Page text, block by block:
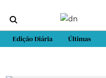
Edição Diária Últimas